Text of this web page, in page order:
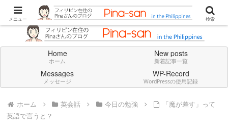
Don't think deeply. Feel always in English.
Home
ホーム
New posts
新着記事一覧
Messages
メッセージ
WP-Record
WordPressの使用記録
ホーム 英会話 今日の勉強
「魔が差す」って
英語で言うと？
メニュー 検索